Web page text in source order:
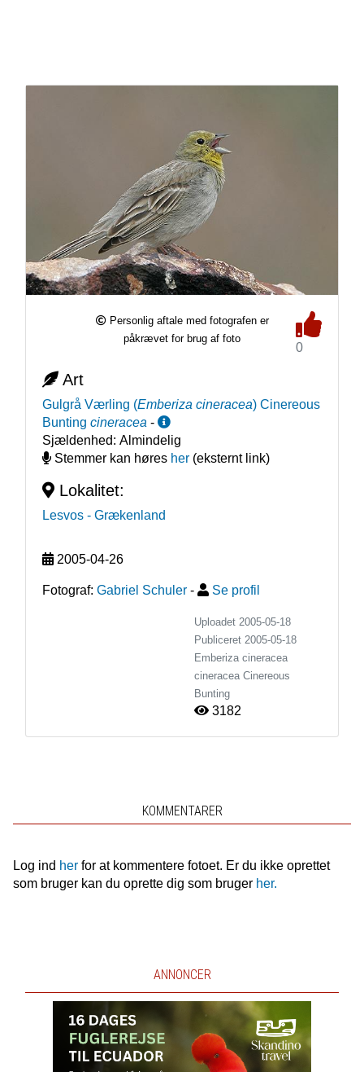
Personlig aftale med fotografen er
påkrævet for brug af foto
0
Art
Gulgrå Værling (Emberiza cineracea) Cinereous
Bunting cineracea -
Sjældenhed: Almindelig
Stemmer kan høres her(eksternt link)
Lokalitet:
Lesvos - Grækenland
2005-04-26
Fotograf: Gabriel Schuler - Se profil
Uploadet 2005-05-18
Publiceret 2005-05-18
Emberiza cineracea
cineracea Cinereous
Bunting
3182
KOMMENTARER
Log ind herfor at kommentere fotoet. Er du ikke oprettet
som bruger kan du oprette dig som bruger her.
ANNONCER